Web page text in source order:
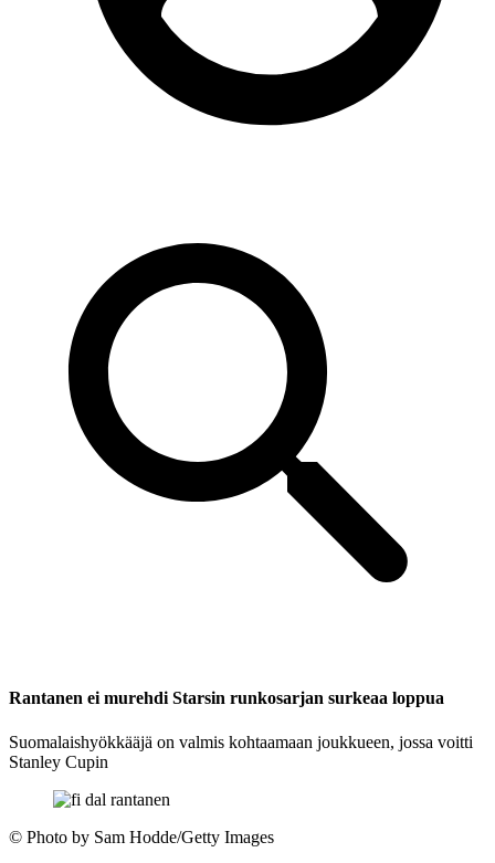
Rantanen ei murehdi Starsin runkosarjan surkeaa loppua
Suomalaishyökkääjä on valmis kohtaamaan joukkueen, jossa voitti
Stanley Cupin
© Photo by Sam Hodde/Getty Images